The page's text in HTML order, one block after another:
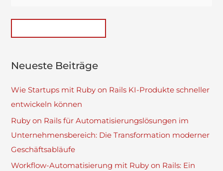
Neueste Beiträge
Wie Startups mit Ruby on Rails KI-Produkte schneller
entwickeln können
Ruby on Rails für Automatisierungslösungen im
Unternehmensbereich: Die Transformation moderner
Geschäftsabläufe
Workflow-Automatisierung mit Ruby on Rails: Ein